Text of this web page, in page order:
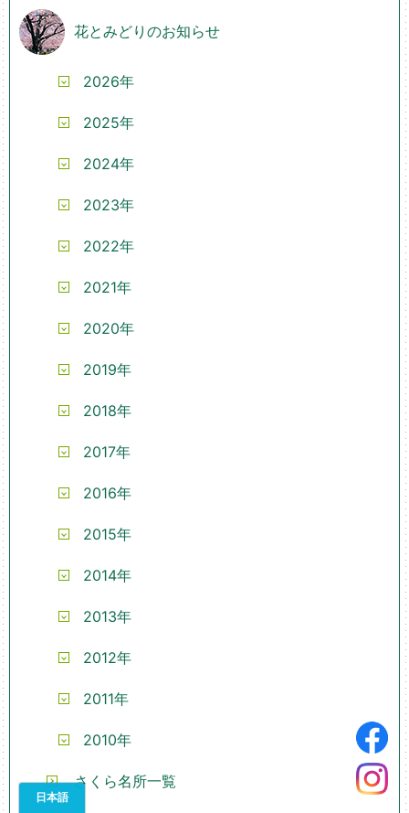
花とみどりのお知らせ
2026年
2025年
2024年
2023年
2022年
2021年
2020年
2019年
2018年
2017年
2016年
2015年
2014年
2013年
2012年
2011年
2010年
さくら名所一覧